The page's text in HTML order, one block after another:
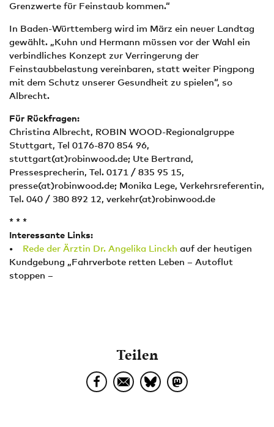
Grenzwerte für Feinstaub kommen.“
In Baden-Württemberg wird im März ein neuer Landtag
gewählt. „Kuhn und Hermann müssen vor der Wahl ein
verbindliches Konzept zur Verringerung der
Feinstaubbelastung vereinbaren, statt weiter Pingpong
mit dem Schutz unserer Gesundheit zu spielen“, so
Albrecht.
Für Rückfragen:
Christina Albrecht, ROBIN WOOD-Regionalgruppe
Stuttgart, Tel 0176-870 854 96,
stuttgart(at)robinwood.de; Ute Bertrand,
Pressesprecherin, Tel. 0171 / 835 95 15,
presse(at)robinwood.de; Monika Lege, Verkehrsreferentin,
Tel. 040 / 380 892 12, verkehr(at)robinwood.de
* * *
Interessante Links:
• Rede der Ärztin Dr. Angelika Linckh auf der heutigen
Kundgebung „Fahrverbote retten Leben – Autoflut
stoppen –
Teilen